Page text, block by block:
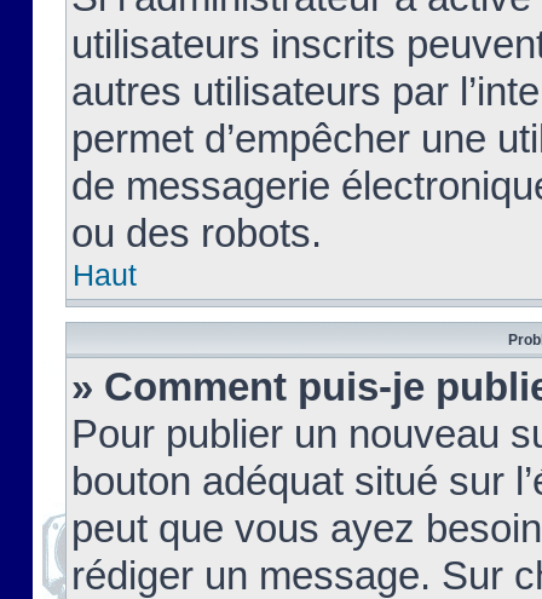
utilisateurs inscrits
autres utilisateurs par
permet d’empêcher une
de messagerie
ou des robots.
Haut
» Comment puis-je
Pour publier un nouveau
bouton adéquat situé sur
peut que vous ayez
rédiger un message. Sur